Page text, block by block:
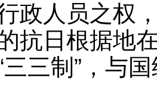
政人员之权
抗日根据地
三三制”，与